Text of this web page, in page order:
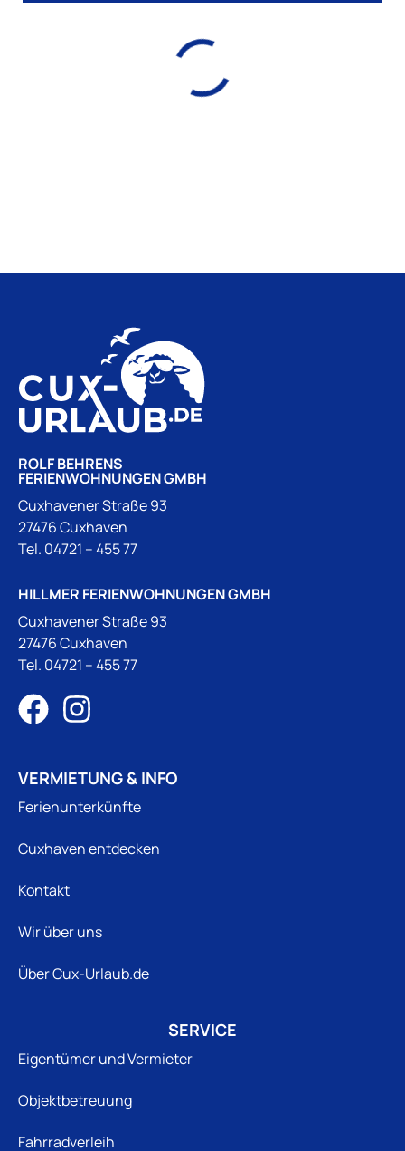
ROLF BEHRENS
FERIENWOHNUNGEN GMBH
Cuxhavener Straße 93
27476 Cuxhaven
Tel. 04721 – 455 77
HILLMER FERIENWOHNUNGEN GMBH
Cuxhavener Straße 93
27476 Cuxhaven
Tel. 04721 – 455 77
VERMIETUNG & INFO
Ferienunterkünfte
Cuxhaven entdecken
Kontakt
Wir über uns
Über Cux-Urlaub.de
SERVICE
Eigentümer und Vermieter
Objektbetreuung
Fahrradverleih